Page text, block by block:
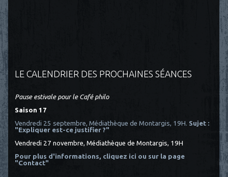
LE CALENDRIER DES PROCHAINES SÉANCES
Pause estivale pour le Café philo
Saison 17
Vendredi 25 septembre, Médiathèque de Montargis, 19H. Sujet :
"Expliquer est-ce justifier ?"
Vendredi 27 novembre, Médiathèque de Montargis, 19H
Pour plus d'informations, cliquez ici ou sur la page
"Contact"